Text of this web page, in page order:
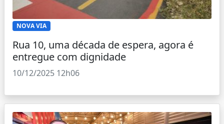
NOVA VIA
Rua 10, uma década de espera, agora é
entregue com dignidade
10/12/2025 12h06